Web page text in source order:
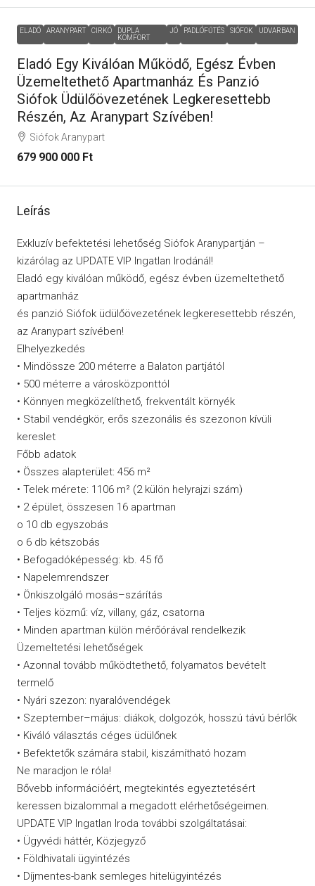
ELADÓ ARANYPART CIRKÓ
DUPLA
KOMFORT
JÓ PADLÓFŰTÉS SIÓFOK UDVARBAN
Eladó Egy Kiválóan Működő, Egész Évben
Üzemeltethető Apartmanház És Panzió
Siófok Üdülőövezetének Legkeresettebb
Részén, Az Aranypart Szívében!
Siófok Aranypart
679 900 000 Ft
Leírás
Exkluzív befektetési lehetőség Siófok Aranypartján –
kizárólag az UPDATE VIP Ingatlan Irodánál!
Eladó egy kiválóan működő, egész évben üzemeltethető
apartmanház
és panzió Siófok üdülőövezetének legkeresettebb részén,
az Aranypart szívében!
Elhelyezkedés
• Mindössze 200 méterre a Balaton partjától
• 500 méterre a városközponttól
• Könnyen megközelíthető, frekventált környék
• Stabil vendégkör, erős szezonális és szezonon kívüli
kereslet
Főbb adatok
• Összes alapterület: 456 m²
• Telek mérete: 1106 m² (2 külön helyrajzi szám)
• 2 épület, összesen 16 apartman
o 10 db egyszobás
o 6 db kétszobás
• Befogadóképesség: kb. 45 fő
• Napelemrendszer
• Önkiszolgáló mosás–szárítás
• Teljes közmű: víz, villany, gáz, csatorna
• Minden apartman külön mérőórával rendelkezik
Üzemeltetési lehetőségek
• Azonnal tovább működtethető, folyamatos bevételt
termelő
• Nyári szezon: nyaralóvendégek
• Szeptember–május: diákok, dolgozók, hosszú távú bérlők
• Kiváló választás céges üdülőnek
• Befektetők számára stabil, kiszámítható hozam
Ne maradjon le róla!
Bővebb információért, megtekintés egyeztetésért
keressen bizalommal a megadott elérhetőségeimen.
UPDATE VIP Ingatlan Iroda további szolgáltatásai:
• Ügyvédi háttér, Közjegyző
• Földhivatali ügyintézés
• Díjmentes-bank semleges hitelügyintézés